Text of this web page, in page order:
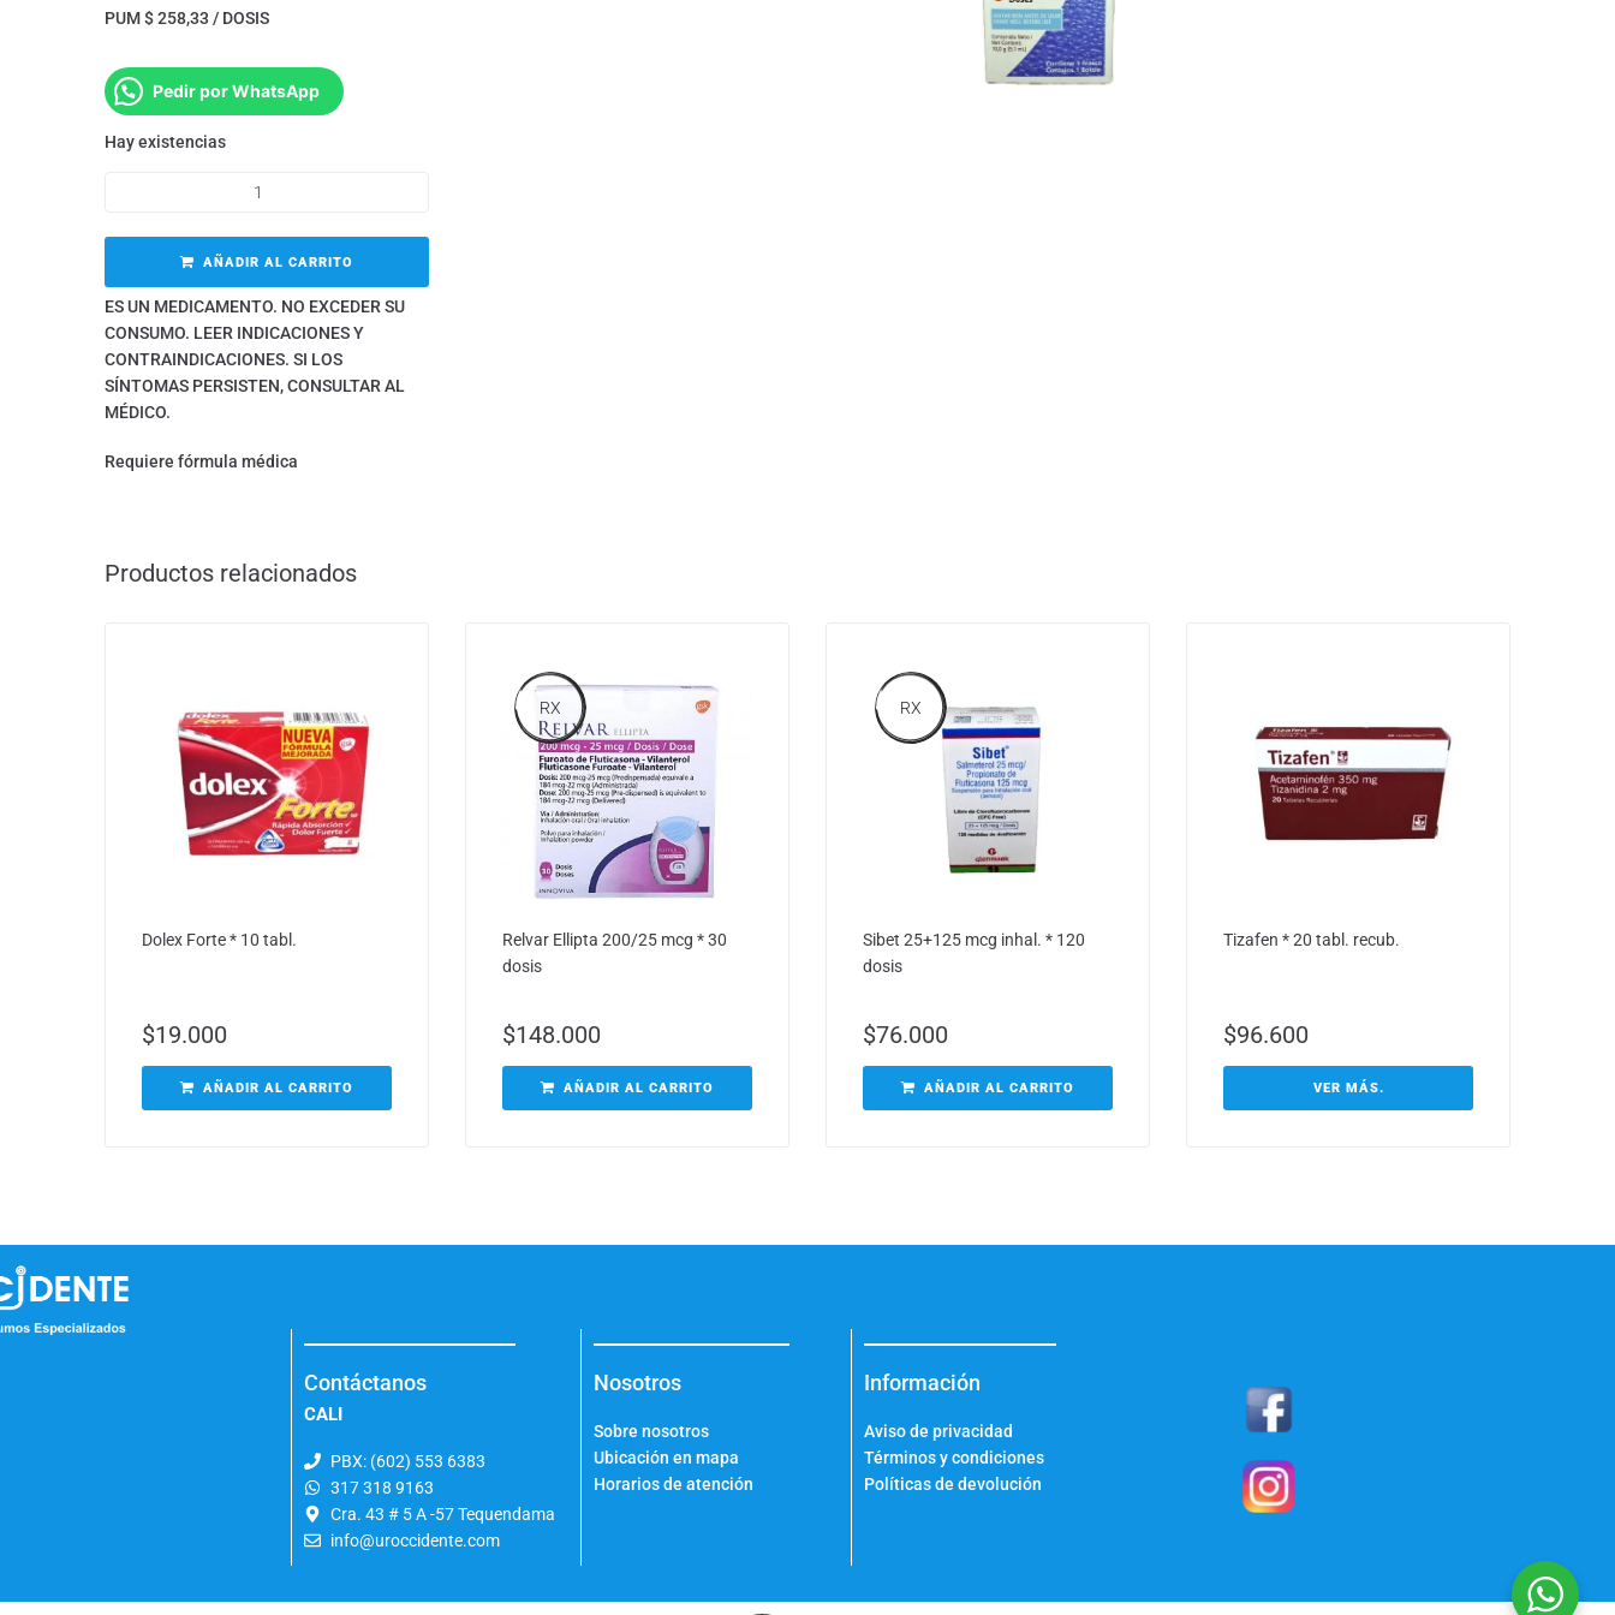
PUM $ 258,33 / DOSIS
Pedir por WhatsApp
Hay existencias
AÑADIR AL CARRITO
ES UN MEDICAMENTO. NO EXCEDER SU
CONSUMO. LEER INDICACIONES Y
CONTRAINDICACIONES. SI LOS
SÍNTOMAS PERSISTEN, CONSULTAR AL
MÉDICO.
Requiere fórmula médica
Productos relacionados
Dolex Forte * 10 tabl.
$19.000
AÑADIR AL CARRITO
RX
Relvar Ellipta 200/25 mcg * 30
dosis
$148.000
AÑADIR AL CARRITO
RX
Sibet 25+125 mcg inhal. * 120
dosis
$76.000
AÑADIR AL CARRITO
Tizafen * 20 tabl. recub.
$96.600
VER MÁS.
Contáctanos
CALI
PBX: (602) 553 6383
317 318 9163
Cra. 43 # 5 A -57 Tequendama
info@uroccidente.com
Nosotros
Sobre nosotros
Ubicación en mapa
Horarios de atención
Información
Aviso de privacidad
Términos y condiciones
Políticas de devolución